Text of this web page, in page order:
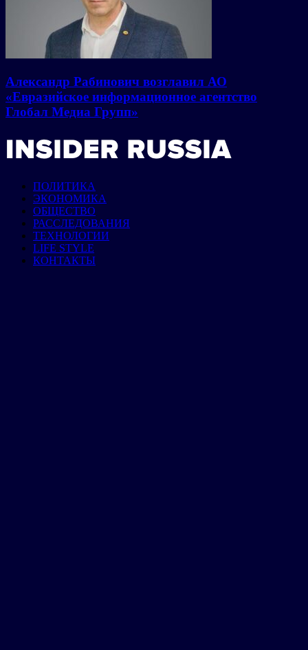
Александр Рабинович возглавил АО
«Евразийское информационное агентство
Глобал Медиа Групп»
ПОЛИТИКА
ЭКОНОМИКА
ОБЩЕСТВО
РАССЛЕДОВАНИЯ
ТЕХНОЛОГИИ
LIFE STYLE
КОНТАКТЫ